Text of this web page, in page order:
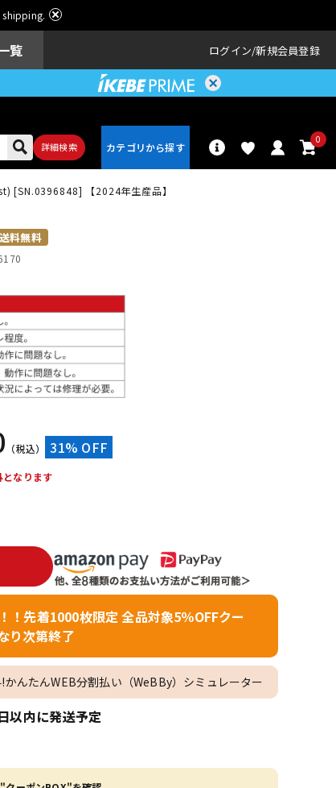
覧 ログイン 新規会員登録
詳細検索
0
ドラム
配信/ライブ
機器
【2024年生産品】
送料無料
（税込） 31% OFF
となります
！先着1000枚限定 全品対象5％OFFクー
り次第終了
んたんWEB分割払い（WeBBy）シミュレーター
以内に発送予定